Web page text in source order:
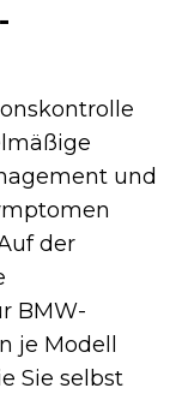
und
der
BMW-
je Modell
Sie selbst